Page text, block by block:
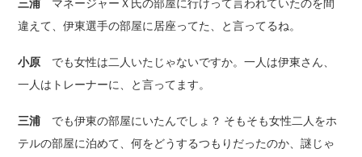
三浦 マネージャーＸ氏の部屋に行けって言われていたのを間
違えて、伊東選手の部屋に居座ってた、と言ってるね。
小原 でも女性は二人いたじゃないですか。一人は伊東さん、
一人はトレーナーに、と言ってます。
三浦 でも伊東の部屋にいたんでしょ？ そもそも女性二人をホ
テルの部屋に泊めて、何をどうするつもりだったのか、謎じゃ